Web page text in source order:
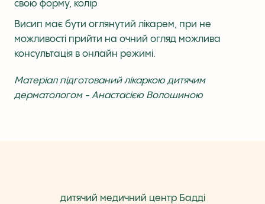
свою форму, колір
Висип має бути оглянутий лікарем, при не
можливості прийти на очний огляд можлива
консультація в онлайн режимі.
Матеріал підготований лікаркою дитячим
дерматологом - Анастасією Волошиною
дитячий медичний центр Бадді